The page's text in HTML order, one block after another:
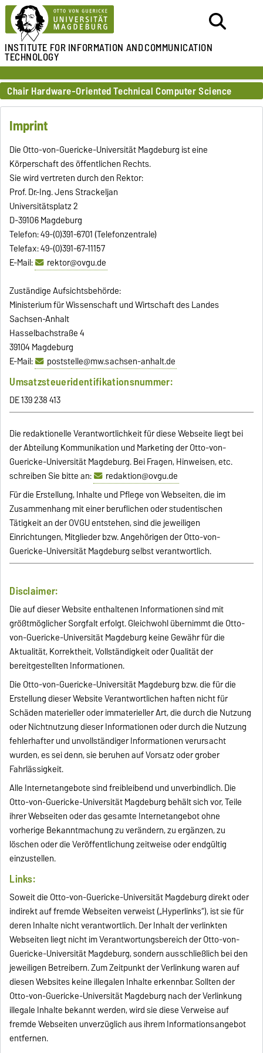
INSTITUTE FORINFORMATION ANDCOMMUNICATION
TECHNOLOGY
Chair Hardware-Oriented Technical Computer Science
Imprint
Die Otto-von-Guericke-Universität Magdeburg ist eine
Körperschaft des öffentlichen Rechts.
Sie wird vertreten durch den Rektor:
Prof. Dr.-Ing. Jens Strackeljan
Universitätsplatz 2
D-39106 Magdeburg
Telefon: 49-(0)391-6701 (Telefonzentrale)
Telefax: 49-(0)391-67-11157
E-Mail:
rektor@ovgu.de
Zuständige Aufsichtsbehörde:
Ministerium für Wissenschaft und Wirtschaft des Landes
Sachsen-Anhalt
Hasselbachstraße 4
39104 Magdeburg
E-Mail:
poststelle@mw.sachsen-anhalt.de
Umsatzsteueridentifikationsnummer:
DE 139 238 413
Die redaktionelle Verantwortlichkeit für diese Webseite liegt bei
der Abteilung Kommunikation und Marketing der Otto-von-
Guericke-Universität Magdeburg. Bei Fragen, Hinweisen, etc.
schreiben Sie bitte an:
redaktion@ovgu.de
Für die Erstellung, Inhalte und Pflege von Webseiten, die im
Zusammenhang mit einer beruflichen oder studentischen
Tätigkeit an der OVGU entstehen, sind die jeweiligen
Einrichtungen, Mitglieder bzw. Angehörigen der Otto-von-
Guericke-Universität Magdeburg selbst verantwortlich.
Disclaimer:
Die auf dieser Website enthaltenen Informationen sind mit
größtmöglicher Sorgfalt erfolgt. Gleichwohl übernimmt die Otto-
von-Guericke-Universität Magdeburg keine Gewähr für die
Aktualität, Korrektheit, Vollständigkeit oder Qualität der
bereitgestellten Informationen.
Die Otto-von-Guericke-Universität Magdeburg bzw. die für die
Erstellung dieser Website Verantwortlichen haften nicht für
Schäden materieller oder immaterieller Art, die durch die Nutzung
oder Nichtnutzung dieser Informationen oder durch die Nutzung
fehlerhafter und unvollständiger Informationen verursacht
wurden, es sei denn, sie beruhen auf Vorsatz oder grober
Fahrlässigkeit.
Alle Internetangebote sind freibleibend und unverbindlich. Die
Otto-von-Guericke-Universität Magdeburg behält sich vor, Teile
ihrer Webseiten oder das gesamte Internetangebot ohne
vorherige Bekanntmachung zu verändern, zu ergänzen, zu
löschen oder die Veröffentlichung zeitweise oder endgültig
einzustellen.
Links:
Soweit die Otto-von-Guericke-Universität Magdeburg direkt oder
indirekt auf fremde Webseiten verweist („Hyperlinks“), ist sie für
deren Inhalte nicht verantwortlich. Der Inhalt der verlinkten
Webseiten liegt nicht im Verantwortungsbereich der Otto-von-
Guericke-Universität Magdeburg, sondern ausschließlich bei den
jeweiligen Betreibern. Zum Zeitpunkt der Verlinkung waren auf
diesen Websites keine illegalen Inhalte erkennbar. Sollten der
Otto-von-Guericke-Universität Magdeburg nach der Verlinkung
illegale Inhalte bekannt werden, wird sie diese Verweise auf
fremde Webseiten unverzüglich aus ihrem Informationsangebot
entfernen.